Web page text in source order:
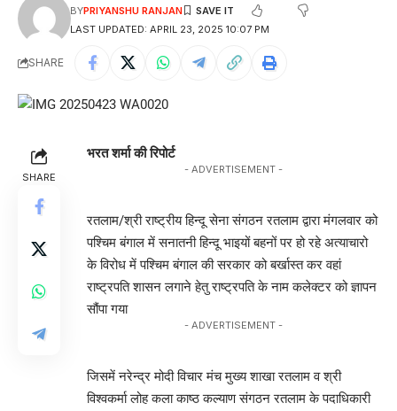
LAST UPDATED: APRIL 23, 2025 10:07 PM
BYPRIYANSHU RANJAN
SHARE
SHARE
भरत शर्मा की रिपोर्ट
- ADVERTISEMENT -
रतलाम/श्री राष्ट्रीय हिन्दू सेना संगठन रतलाम द्वारा मंगलवार को
पश्चिम बंगाल में सनातनी हिन्दू भाइयों बहनों पर हो रहे अत्याचारो
के विरोध में पश्चिम बंगाल की सरकार को बर्खास्त कर वहां
राष्ट्रपति शासन लगाने हेतु राष्ट्रपति के नाम कलेक्टर को ज्ञापन
सौंपा गया
- ADVERTISEMENT -
जिसमें नरेन्द्र मोदी विचार मंच मुख्य शाखा रतलाम व श्री
विश्वकर्मा लोह कला काष्ठ कल्याण संगठन रतलाम के पदाधिकारी